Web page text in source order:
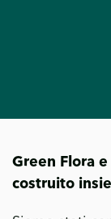
Green Flora
costruito